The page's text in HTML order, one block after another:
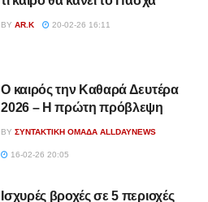
BY AR.K 20-02-26 16:11
Ο καιρός την Καθαρά Δευτέρα
2026 – Η πρώτη πρόβλεψη
BY ΣΥΝΤΑΚΤΙΚΉ ΟΜΆΔΑ ALLDAYNEWS
16-02-26 20:05
Ισχυρές βροχές σε 5 περιοχές